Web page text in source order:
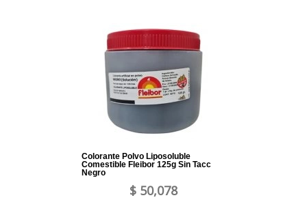
Colorante Polvo Liposoluble
Comestible Fleibor 125g Sin Tacc
Negro
$ 50,078